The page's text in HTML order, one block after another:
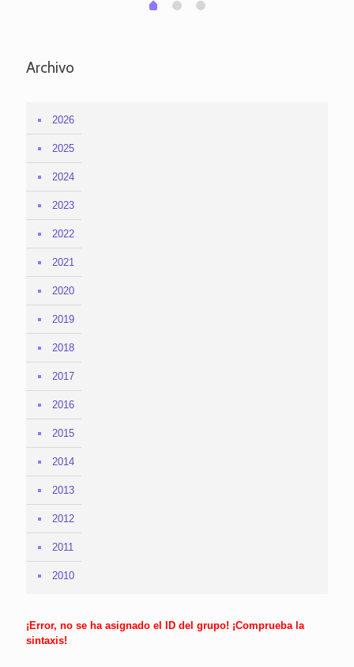
0
Archivo
2026
2025
2024
2023
2022
2021
2020
2019
2018
2017
2016
2015
2014
2013
2012
2011
2010
¡Error, no se ha asignado el ID del grupo! ¡Comprueba la
sintaxis!